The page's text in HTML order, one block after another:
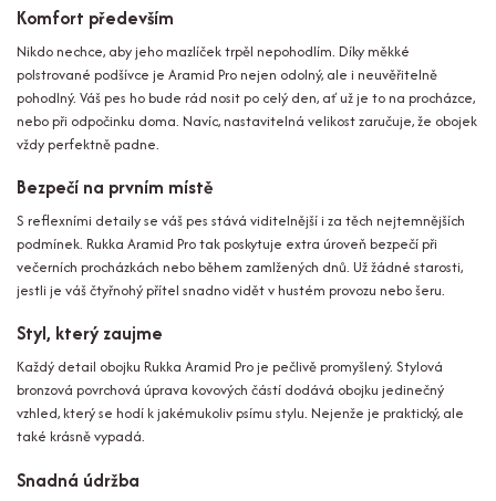
Komfort především
Nikdo nechce, aby jeho mazlíček trpěl nepohodlím. Díky měkké
polstrované podšívce je Aramid Pro nejen odolný, ale i neuvěřitelně
pohodlný. Váš pes ho bude rád nosit po celý den, ať už je to na procházce,
nebo při odpočinku doma. Navíc, nastavitelná velikost zaručuje, že obojek
vždy perfektně padne.
Bezpečí na prvním místě
S reflexními detaily se váš pes stává viditelnější i za těch nejtemnějších
podmínek. Rukka Aramid Pro tak poskytuje extra úroveň bezpečí při
večerních procházkách nebo během zamlžených dnů. Už žádné starosti,
jestli je váš čtyřnohý přítel snadno vidět v hustém provozu nebo šeru.
Styl, který zaujme
Každý detail obojku Rukka Aramid Pro je pečlivě promyšlený. Stylová
bronzová povrchová úprava kovových částí dodává obojku jedinečný
vzhled, který se hodí k jakémukoliv psímu stylu. Nejenže je praktický, ale
také krásně vypadá.
Snadná údržba